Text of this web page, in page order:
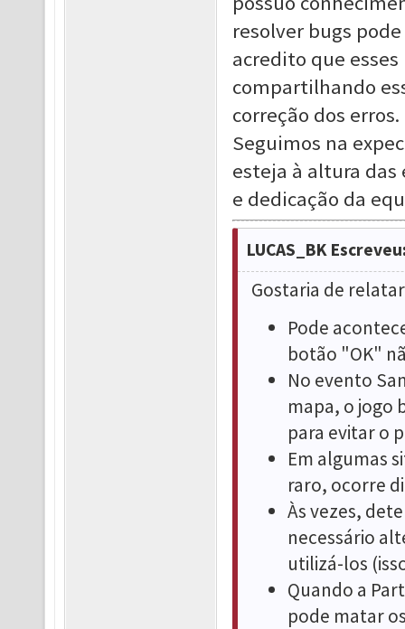
resolver bugs
acredito que
compartilhando
correção dos erros.
Seguimos na
esteja à altura das
e dedicação da
LUCAS_BK
Gostaria de
Pode
botão "OK"
No evento
mapa, o jogo
para evitar o
Em algumas
raro, ocorre
Às vezes,
necessário
utilizá-los
Quando a
pode matar